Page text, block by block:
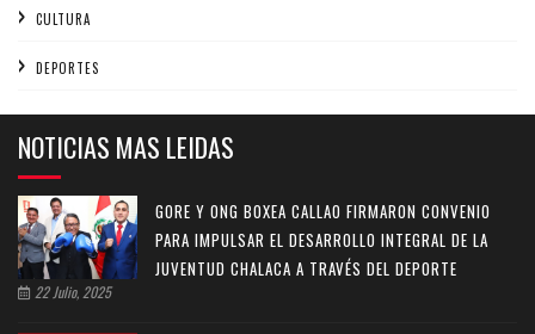
CULTURA
DEPORTES
NOTICIAS MAS LEIDAS
GORE Y ONG BOXEA CALLAO FIRMARON CONVENIO
PARA IMPULSAR EL DESARROLLO INTEGRAL DE LA
JUVENTUD CHALACA A TRAVÉS DEL DEPORTE
22 Julio, 2025